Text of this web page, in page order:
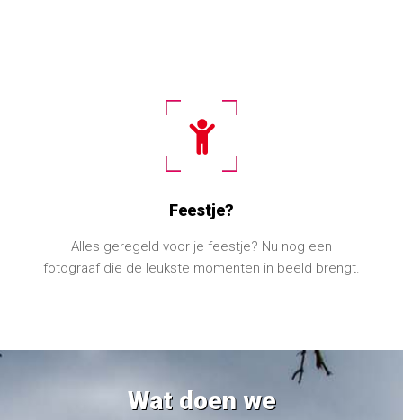
Feestje?
Alles geregeld voor je feestje? Nu nog een
fotograaf die de leukste momenten in beeld brengt.
Wat doen we